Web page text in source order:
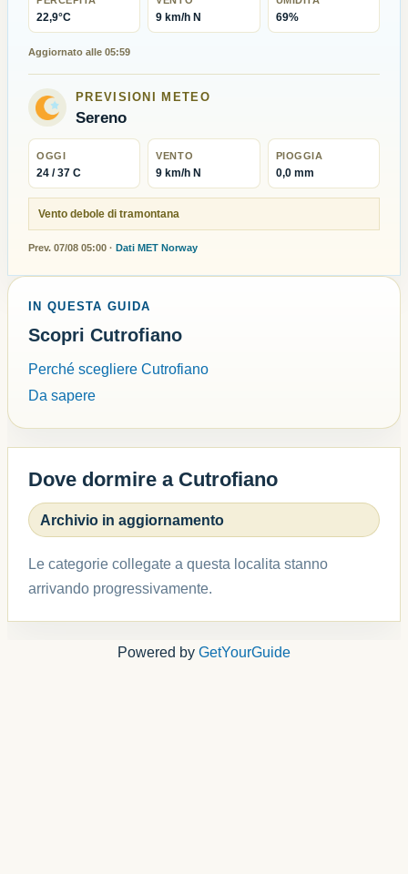
22,9°C 9 km/h N 69%
Aggiornato alle 05:59
PREVISIONI METEO
Sereno
OGGI
24 / 37 C
VENTO
9 km/h N
PIOGGIA
0,0 mm
Vento debole di tramontana
Prev. 07/08 05:00 · Dati MET Norway
IN QUESTA GUIDA
Scopri Cutrofiano
Perché scegliere Cutrofiano
Da sapere
Dove dormire a Cutrofiano
Archivio in aggiornamento
Le categorie collegate a questa localita stanno
arrivando progressivamente.
Powered by GetYourGuide